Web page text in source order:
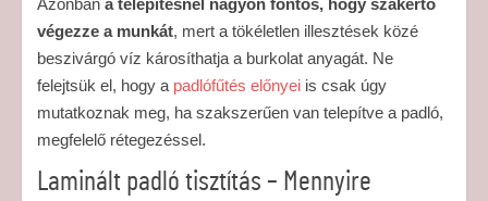
Azonban a telepítésnél nagyon fontos, hogy szakértő
végezze a munkát, mert a tökéletlen illesztések közé
beszivárgó víz károsíthatja a burkolat anyagát. Ne
felejtsük el, hogy a padlófűtés előnyei is csak úgy
mutatkoznak meg, ha szakszerűen van telepítve a padló,
megfelelő rétegezéssel.
Laminált padló tisztítás – Mennyire